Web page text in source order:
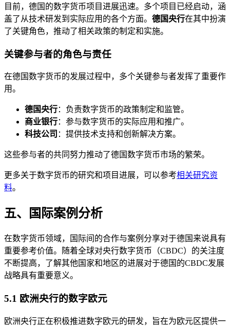
目前，德国的数字货币项目进展迅速。多个项目已经启动，涵
盖了从技术研发到实际应用的各个方面。 德国央行在其中扮演
了关键角色，推动了相关政策的制定和实施。
关键参与者的角色与责任
在德国数字货币的发展过程中，多个关键参与者发挥了重要作
用。
德国央行：负责数字货币的政策制定和监管。
商业银行：参与数字货币的实际应用和推广。
科技公司 ：提供技术支持和创新解决方案。
这些参与者的共同努力推动了德国数字货币市场的繁荣。
更多关于数字货币的研究和项目进展，可以参考相关研究资
料。
五、国际案例分析
在数字货币领域，国际间的合作与案例分享对于德国来说具有
重要参考价值。随着全球对央行数字货币（CBDC）的关注度
不断提高，了解其他国家和地区的进展对于德国的CBDC发展
战略具有重要意义。
5.1 欧洲央行的数字欧元
欧洲央行正在积极推进数字欧元的研发，旨在为欧元区提供一